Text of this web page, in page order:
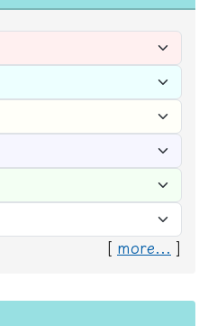
[ more...